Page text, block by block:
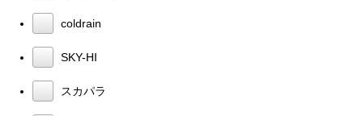
coldrain
SKY-HI
スカパラ